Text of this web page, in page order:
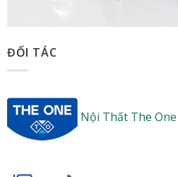
ĐỐI TÁC
Nội Thất The One